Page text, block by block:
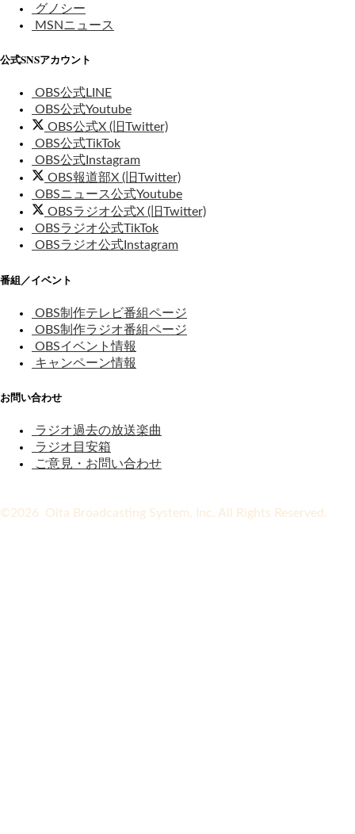
グノシー
MSNニュース
公式SNSアカウント
OBS公式LINE
OBS公式Youtube
OBS公式X (旧Twitter)
OBS公式TikTok
OBS公式Instagram
OBS報道部X (旧Twitter)
OBSニュース公式Youtube
OBSラジオ公式X (旧Twitter)
OBSラジオ公式TikTok
OBSラジオ公式Instagram
番組／イベント
OBS制作テレビ番組ページ
OBS制作ラジオ番組ページ
OBSイベント情報
キャンペーン情報
お問い合わせ
ラジオ過去の放送楽曲
ラジオ目安箱
ご意見・お問い合わせ
©2026 Oita Broadcasting System, Inc. All Rights Reserved.